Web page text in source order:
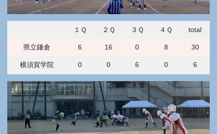
１Ｑ ２Ｑ ３Ｑ ４Ｑ total
県立鎌倉 6 16 0 8 30
横須賀学院 0 0 6 0 6